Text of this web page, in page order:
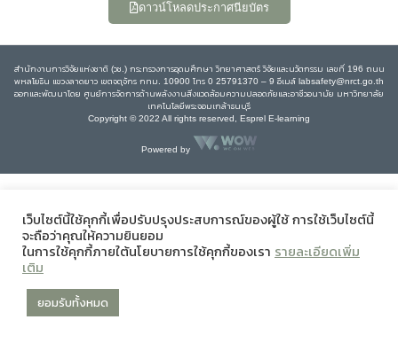
ดาวน์โหลดประกาศนียบัตร
สำนักงานการวิจัยแห่งชาติ (วช.) กระทรวงการอุดมศึกษา วิทยาศาสตร์ วิจัยและนวัตกรรม เลขที่ 196 ถนน
พหลโยธิน แขวงลาดยาว เขตจตุจักร กทม. 10900 โทร 0 25791370 – 9 อีเมล์ labsafety@nrct.go.th
ออกและพัฒนาโดย ศูนย์การจัดการด้านพลังงานสิ่งแวดล้อมความปลอดภัยและอาชีวอนามัย มหาวิทยาลัย
เทคโนโลยีพระจอมเกล้าธนบุรี
Copyright © 2022 All rights reserved, Esprel E-learning
Powered by
เว็บไซต์นี้ใช้คุกกี้เพื่อปรับปรุงประสบการณ์ของผู้ใช้ การใช้เว็บไซต์นี้
จะถือว่าคุณให้ความยินยอม
ในการใช้คุกกี้ภายใต้นโยบายการใช้คุกกี้ของเรา รายละเอียดเพิ่ม
เติม
ยอมรับทั้งหมด